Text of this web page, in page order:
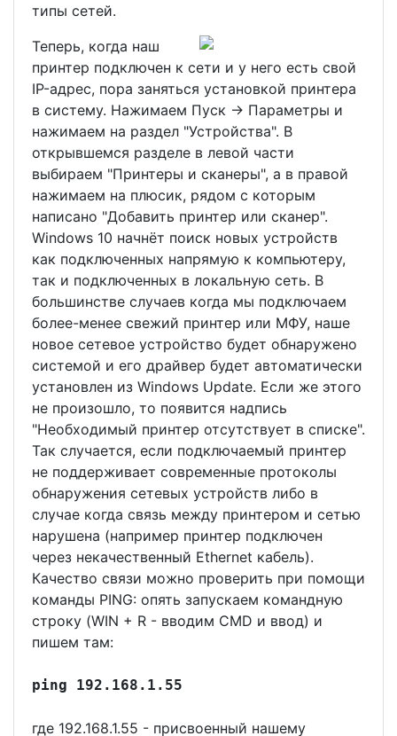
типы сетей.
Теперь, когда наш
принтер подключен к сети и у него есть свой
IP-адрес, пора заняться установкой принтера
в систему. Нажимаем Пуск -> Параметры и
нажимаем на раздел "Устройства". В
открывшемся разделе в левой части
выбираем "Принтеры и сканеры", а в правой
нажимаем на плюсик, рядом с которым
написано "Добавить принтер или сканер".
Windows 10 начнёт поиск новых устройств
как подключенных напрямую к компьютеру,
так и подключенных в локальную сеть. В
большинстве случаев когда мы подключаем
более-менее свежий принтер или МФУ, наше
новое сетевое устройство будет обнаружено
системой и его драйвер будет автоматически
установлен из Windows Update. Если же этого
не произошло, то появится надпись
"Необходимый принтер отсутствует в списке".
Так случается, если подключаемый принтер
не поддерживает современные протоколы
обнаружения сетевых устройств либо в
случае когда связь между принтером и сетью
нарушена (например принтер подключен
через некачественный Ethernet кабель).
Качество связи можно проверить при помощи
команды PING: опять запускаем командную
строку (WIN + R - вводим CMD и ввод) и
пишем там:
ping 192.168.1.55
где 192.168.1.55 - присвоенный нашему